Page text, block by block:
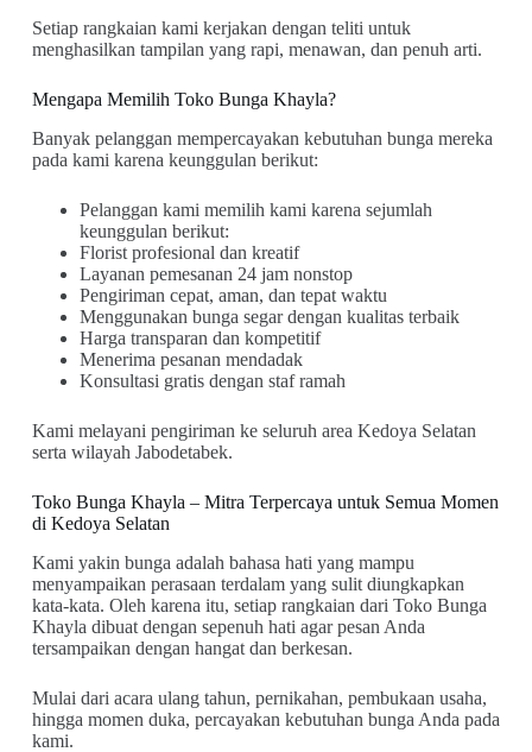
Setiap rangkaian kami kerjakan dengan teliti untuk
menghasilkan tampilan yang rapi, menawan, dan penuh arti.
Mengapa Memilih Toko Bunga Khayla?
Banyak pelanggan mempercayakan kebutuhan bunga mereka
pada kami karena keunggulan berikut:
Pelanggan kami memilih kami karena sejumlah
keunggulan berikut:
Florist profesional dan kreatif
Layanan pemesanan 24 jam nonstop
Pengiriman cepat, aman, dan tepat waktu
Menggunakan bunga segar dengan kualitas terbaik
Harga transparan dan kompetitif
Menerima pesanan mendadak
Konsultasi gratis dengan staf ramah
Kami melayani pengiriman ke seluruh area Kedoya Selatan
serta wilayah Jabodetabek.
Toko Bunga Khayla – Mitra Terpercaya untuk Semua Momen
di Kedoya Selatan
Kami yakin bunga adalah bahasa hati yang mampu
menyampaikan perasaan terdalam yang sulit diungkapkan
kata-kata. Oleh karena itu, setiap rangkaian dari Toko Bunga
Khayla dibuat dengan sepenuh hati agar pesan Anda
tersampaikan dengan hangat dan berkesan.
Mulai dari acara ulang tahun, pernikahan, pembukaan usaha,
hingga momen duka, percayakan kebutuhan bunga Anda pada
kami.